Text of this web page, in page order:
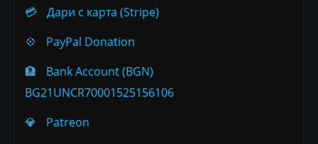
💳
Дари с карта (Stripe)
💠
PayPal Donation
🏦
Bank Account (BGN)
BG21UNCR70001525156106
💎
Patreon